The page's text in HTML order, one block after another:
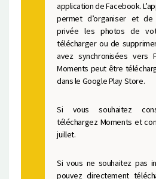
application de Facebook.
permet d’organiser et
privée les photos de
télécharger ou de
avez synchronisées vers
Moments peut être
dans le Google Play Store.
Si vous souhaitez
téléchargez Moments et
juillet.
Si vous ne souhaitez pas
pouvez directement